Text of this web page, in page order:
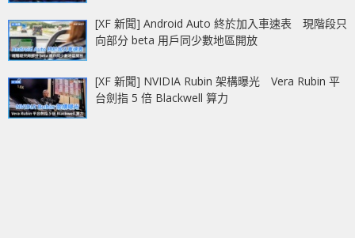
[XF 新聞] Android Auto 終於加入車速表 現階段只
向部分 beta 用戶同少數地區開放
[XF 新聞] NVIDIA Rubin 架構曝光 Vera Rubin 平
台劍指 5 倍 Blackwell 算力